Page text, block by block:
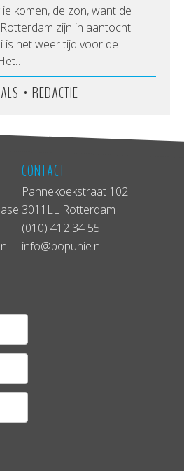
komen, de zon, want de
zijn in aantocht!
is het weer tijd voor de
• REDACTIE
CONTACT
Pannekoekstraat 102
3011LL Rotterdam
(010) 412 34 55
info@popunie.nl